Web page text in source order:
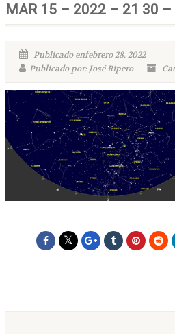
MAR 15 – 2022 – 21 30
Publicado enfebrero 28, 2022
Publicado por: José Ripero